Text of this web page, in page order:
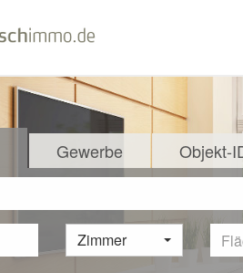
Gewerbe Objekt-
Zimmer